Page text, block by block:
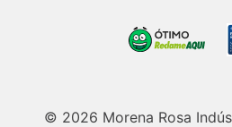
© 2026 Morena Rosa